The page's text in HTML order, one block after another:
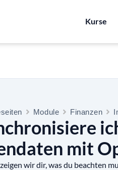
Kurse
Module Finanzen
mit
wir dir, was du beachten